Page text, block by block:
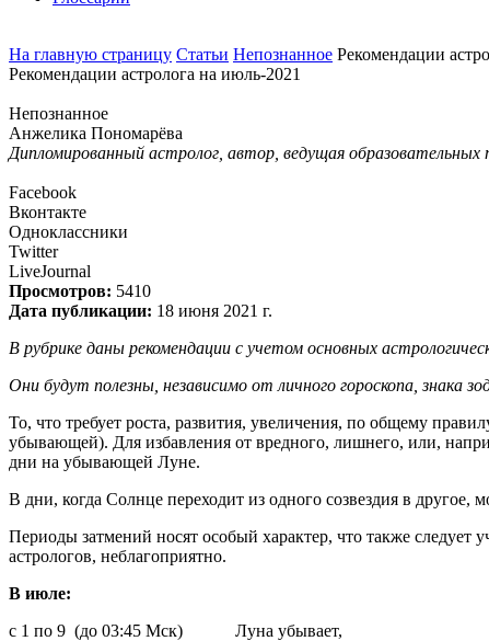
На главную страницу Статьи Непознанное Рекомендации
Рекомендации астролога на июль-2021
Непознанное
Анжелика Пономарёва
Дипломированный астролог, автор, ведущая образовательных
Facebook
Вконтакте
Одноклассники
Twitter
LiveJournal
Просмотров: 5410
Дата публикации: 18 июня 2021 г.
В рубрике даны рекомендации с учетом основных
Они будут полезны, независимо от личного гороскопа,
То, что требует роста, развития, увеличения, по общему
убывающей). Для избавления от вредного, лишнего, или,
дни на убывающей Луне.
В дни, когда Солнце переходит из одного созвездия в другое,
Периоды затмений носят особый характер, что также
астрологов, неблагоприятно.
В июле:
с 1 по 9 (до 03:45 Мск) Луна убывает,